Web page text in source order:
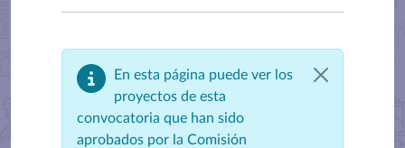
En esta página puede ver los
proyectos de esta
convocatoria que han sido
aprobados por la Comisión